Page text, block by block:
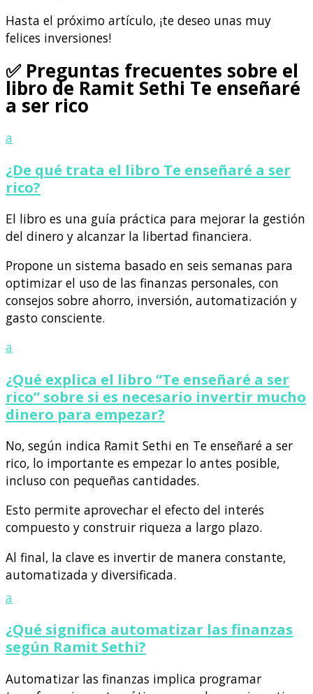
Hasta el próximo artículo, ¡te deseo unas muy
felices inversiones!
✅ Preguntas frecuentes sobre el
libro de Ramit Sethi Te enseñaré
a ser rico
a
¿De qué trata el libro Te enseñaré a ser
rico?
El libro es una guía práctica para mejorar la gestión
del dinero y alcanzar la libertad financiera.
Propone un sistema basado en seis semanas para
optimizar el uso de las finanzas personales, con
consejos sobre ahorro, inversión, automatización y
gasto consciente.
a
¿Qué explica el libro “Te enseñaré a ser
rico” sobre si es necesario invertir mucho
dinero para empezar?
No, según indica Ramit Sethi en Te enseñaré a ser
rico, lo importante es empezar lo antes posible,
incluso con pequeñas cantidades.
Esto permite aprovechar el efecto del interés
compuesto y construir riqueza a largo plazo.
Al final, la clave es invertir de manera constante,
automatizada y diversificada.
a
¿Qué significa automatizar las finanzas
según Ramit Sethi?
Automatizar las finanzas implica programar